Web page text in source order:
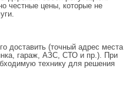
честные цены, которые не
доставить (точный адрес места
гараж, АЗС, СТО и пр.). При
технику для решения